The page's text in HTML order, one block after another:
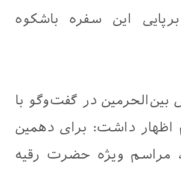
این سفره باشکوه
در گفت‌وگو با
اظهار داشت: برای دهمین
مراسم ویژه حضرت رقیه